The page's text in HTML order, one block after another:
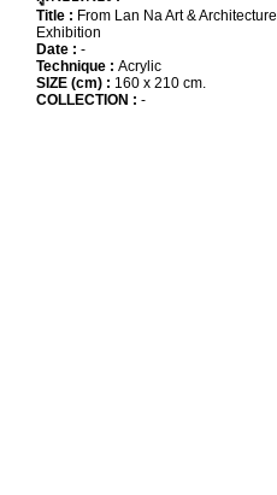
Title : From Lan Na Art & Architecture
Exhibition
Date : -
Technique : Acrylic
SIZE (cm) : 160 x 210 cm.
COLLECTION : -